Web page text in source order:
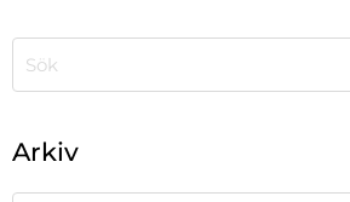
Arkiv